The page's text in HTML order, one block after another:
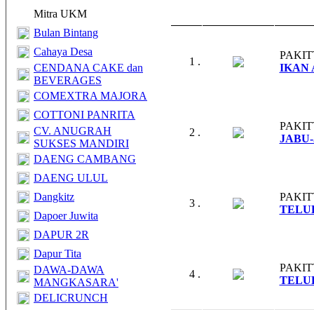
Mitra UKM
Bulan Bintang
Cahaya Desa
CENDANA CAKE dan
BEVERAGES
COMEXTRA MAJORA
COTTONI PANRITA
CV. ANUGRAH
SUKSES MANDIRI
DAENG CAMBANG
DAENG ULUL
Dangkitz
Dapoer Juwita
DAPUR 2R
Dapur Tita
DAWA-DAWA
MANGKASARA'
DELICRUNCH
1 .
IKAN
2 .
3 .
4 .